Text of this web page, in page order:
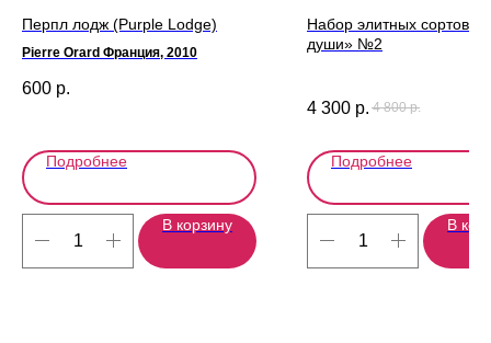
Перпл лодж (Purple Lodge)
Pierre Orard Франция, 2010
600 р.
Подробнее
В корзину
Набор элитных сортов
души» №2
4 300 р. 4 800 р.
Подробнее
В